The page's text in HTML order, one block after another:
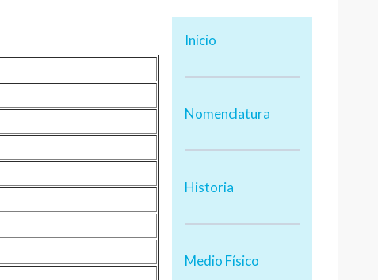
Inicio
Nomenclatura
Historia
Medio Físico